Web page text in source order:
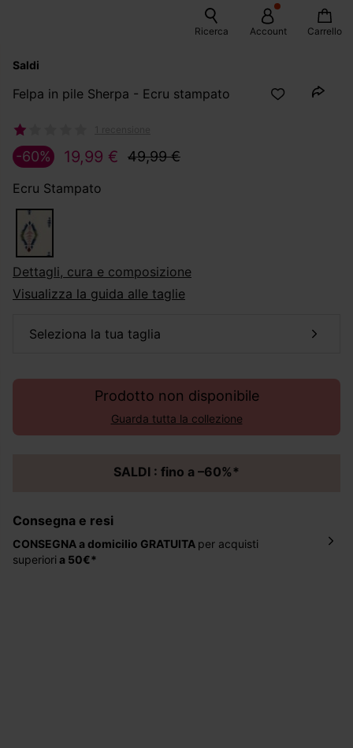
Ricerca Account Carrello
Saldi
Felpa in pile Sherpa - Ecru stampato
19,99 € 49,99 €
-60%
Ecru Stampato
dettagli, cura e composizione
Visualizza la guida alle taglie
seleziona la tua taglia
Prodotto non disponibile
Guarda tutta la collezione
SALDI : fino a –60%*
Consegna e resi
CONSEGNA a domicilio GRATUITA per acquisti
superiori a 50€*